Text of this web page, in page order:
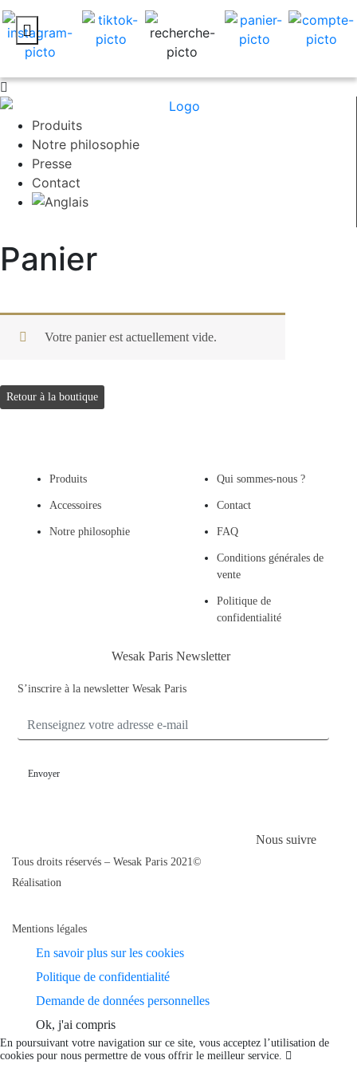
Produits
Notre philosophie
Presse
Contact
Panier
Votre panier est actuellement vide.
Retour à la boutique
Produits
Accessoires
Notre philosophie
Qui sommes-nous ?
Contact
FAQ
Conditions générales de
vente
Politique de
confidentialité
Wesak Paris Newsletter
S’inscrire à la newsletter Wesak Paris
RENSEIGNEZ VOTRE ADRESSE E-MAIL
Nous suivre
Tous droits réservés – Wesak Paris 2021©
Réalisation
Mentions légales
En savoir plus sur les cookies
Politique de confidentialité
Demande de données personnelles
Ok, j'ai compris
En poursuivant votre navigation sur ce site, vous acceptez l’utilisation de
cookies pour nous permettre de vous offrir le meilleur service.